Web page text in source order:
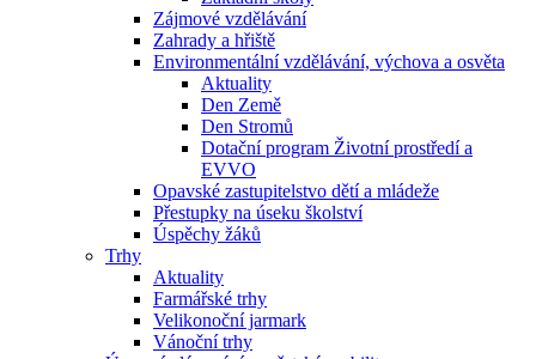
Zájmové vzdělávání
Zahrady a hřiště
Environmentální vzdělávání, výchova a osvěta
Aktuality
Den Země
Den Stromů
Dotační program Životní prostředí a
EVVO
Opavské zastupitelstvo dětí a mládeže
Přestupky na úseku školství
Úspěchy žáků
Trhy
Aktuality
Farmářské trhy
Velikonoční jarmark
Vánoční trhy